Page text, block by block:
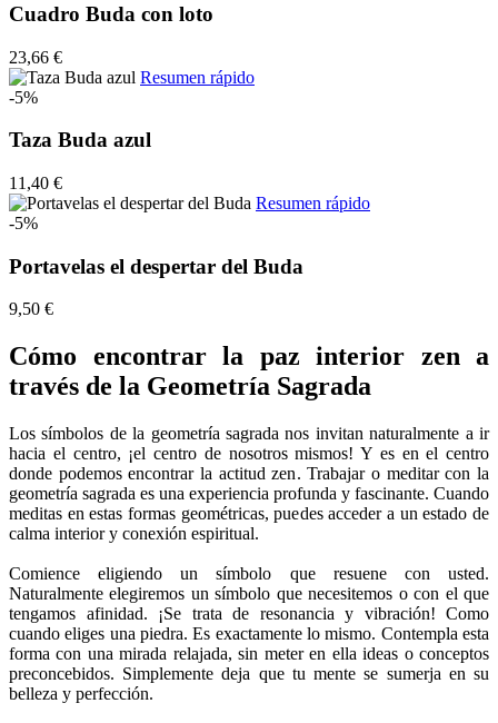
Cuadro Buda con loto
23,66 €
Resumen rápido
-5%
Taza Buda azul
11,40 €
Resumen rápido
-5%
Portavelas el despertar del Buda
9,50 €
Cómo encontrar la paz interior zen a
través de la Geometría Sagrada
Los símbolos de la geometría sagrada nos invitan naturalmente a ir
hacia el centro, ¡el centro de nosotros mismos! Y es en el centro
donde podemos encontrar la actitud zen. Trabajar o meditar con la
geometría sagrada es una experiencia profunda y fascinante. Cuando
meditas en estas formas geométricas, puedes acceder a un estado de
calma interior y conexión espiritual.
Comience eligiendo un símbolo que resuene con usted.
Naturalmente elegiremos un símbolo que necesitemos o con el que
tengamos afinidad. ¡Se trata de resonancia y vibración! Como
cuando eliges una piedra. Es exactamente lo mismo. Contempla esta
forma con una mirada relajada, sin meter en ella ideas o conceptos
preconcebidos. Simplemente deja que tu mente se sumerja en su
belleza y perfección.